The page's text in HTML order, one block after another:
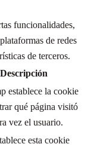
funcionalidades,
de redes
de terceros.
Descripción
establece la cookie
qué página visitó
vez el usuario.
esta cookie